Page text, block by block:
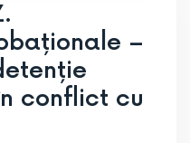
–
conflict cu